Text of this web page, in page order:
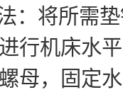
：将所需
行机床水
母，固定